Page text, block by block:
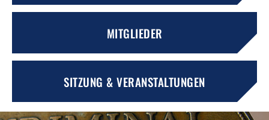
MITGLIEDER
SITZUNG & VERANSTALTUNGEN